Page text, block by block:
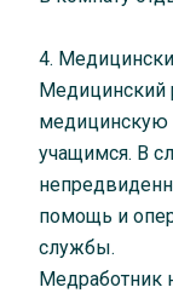
4.
Медицинский
медицинскую
учащимся. В
помощь и
службы.
Медработник